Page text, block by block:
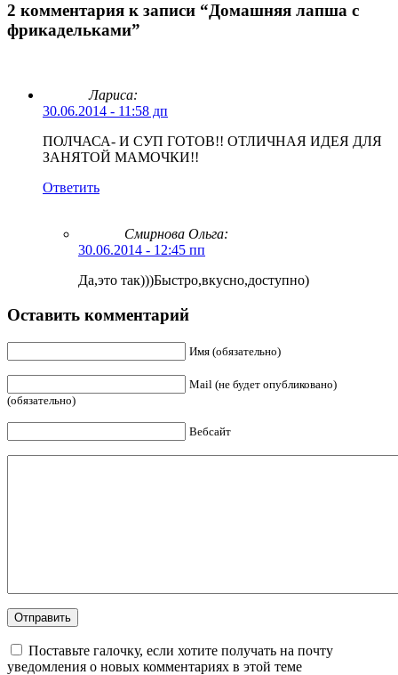
2 комментария к записи “Домашняя лапша с
фрикадельками”
Лариса:
30.06.2014 - 11:58 дп
ПОЛЧАСА- И СУП ГОТОВ!! ОТЛИЧНАЯ ИДЕЯ ДЛЯ
ЗАНЯТОЙ МАМОЧКИ!!
Ответить
Смирнова Ольга:
30.06.2014 - 12:45 пп
Да,это так)))Быстро,вкусно,доступно)
Оставить комментарий
Имя (обязательно)
Mail (не будет опубликовано)
(обязательно)
Вебсайт
Поставьте галочку, если хотите получать на почту
уведомления о новых комментариях в этой теме